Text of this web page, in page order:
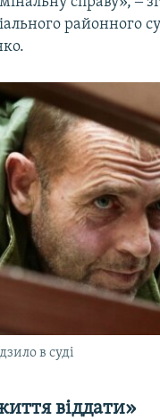
районного
в суді
віддати»